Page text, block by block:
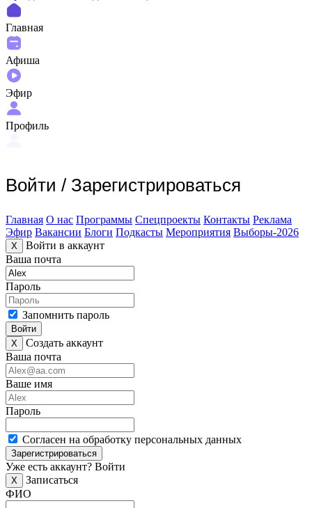
Главная
Афиша
Эфир
Профиль
Войти / Зарегистрироваться
Главная О нас Программы Спецпроекты Контакты Реклама
Эфир Вакансии Блоги Подкасты Мероприятия Выборы-2026
X
Войти в аккаунт
Ваша почта
Пароль
Запомнить пароль
Войти
X
Создать аккаунт
Ваша почта
Ваше имя
Пароль
Согласен на обработку персональных данных
Зарегистрироваться
Уже есть аккаунт? Войти
X
Записаться
ФИО